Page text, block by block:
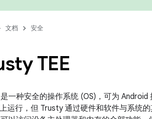
文档 安全
TEE
一种安全的操作系统 (OS)，可为
运行，但 Trusty 通过硬件和软件与系统